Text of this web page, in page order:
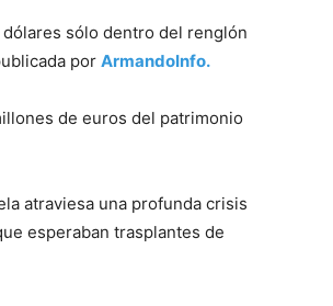
sólo dentro del renglón
por ArmandoInfo.
de euros del patrimonio
atraviesa una profunda crisis
esperaban trasplantes de